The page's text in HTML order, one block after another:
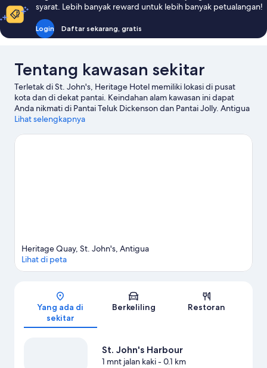
syarat. Lebih banyak reward untuk lebih banyak petualangan!
Login Daftar sekarang, gratis
Tentang kawasan sekitar
Terletak di St. John's, Heritage Hotel memiliki lokasi di pusat
kota dan di dekat pantai. Keindahan alam kawasan ini dapat
Anda nikmati di Pantai Teluk Dickenson dan Pantai Jolly. Antigua
Botanical Gardens dan Reservoir Range juga patut untuk
Lihat selengkapnya
Peta
Heritage Quay, St. John's, Antigua
Lihat di peta
Yang ada di
sekitar
Berkeliling Restoran
St. John's Harbour
1 mnt jalan kaki- 0.1 km